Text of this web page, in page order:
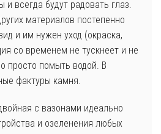
и всегда будут радовать глаз.
материалов постепенно
и им нужен уход (окраска,
со временем не тускнеет и не
просто помыть водой. В
фактуры камня.
с вазонами идеально
и озеленения любых